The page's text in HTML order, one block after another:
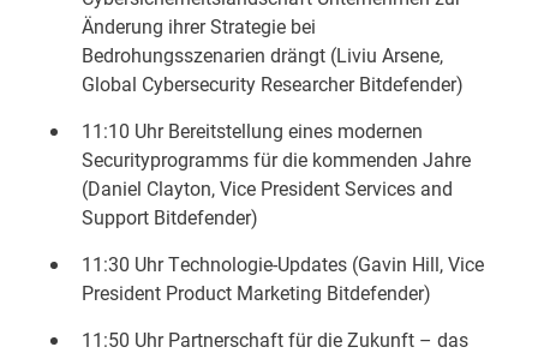
Änderung ihrer Strategie bei
Bedrohungsszenarien drängt (Liviu Arsene,
Global Cybersecurity Researcher Bitdefender)
11:10 Uhr Bereitstellung eines modernen
Securityprogramms für die kommenden Jahre
(Daniel Clayton, Vice President Services and
Support Bitdefender)
11:30 Uhr Technologie-Updates (Gavin Hill, Vice
President Product Marketing Bitdefender)
11:50 Uhr Partnerschaft für die Zukunft – das